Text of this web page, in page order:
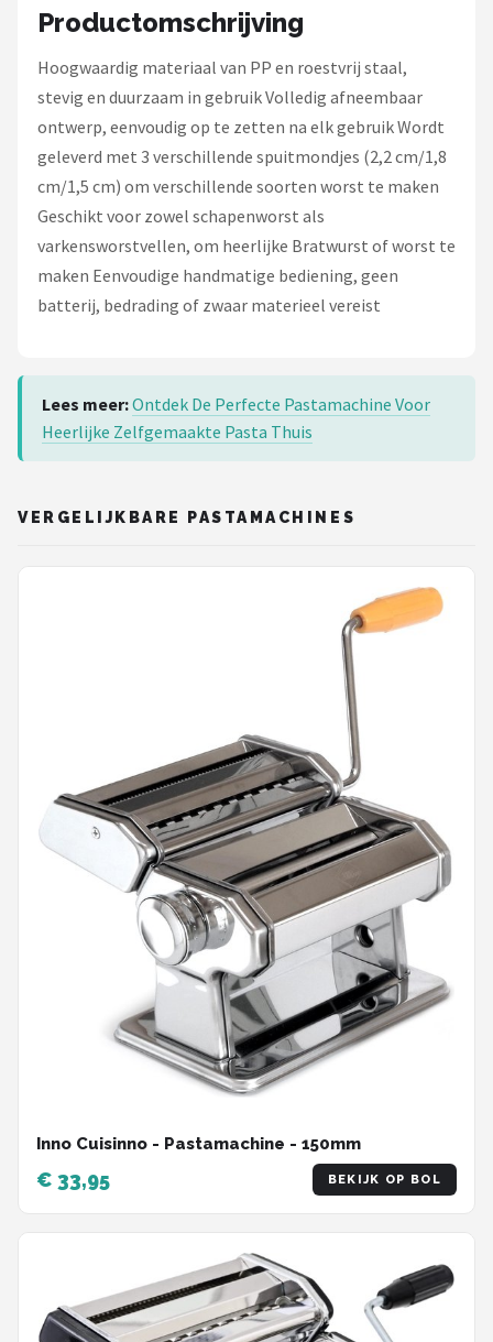
Nutribullet
KitchenBrothers
Philips
Alle merken →
Productomschrijving
Hoogwaardig materiaal van PP en roestvrij staal,
stevig en duurzaam in gebruik Volledig afneembaar
ontwerp, eenvoudig op te zetten na elk gebruik Wordt
geleverd met 3 verschillende spuitmondjes (2,2 cm/1,8
cm/1,5 cm) om verschillende soorten worst te maken
Geschikt voor zowel schapenworst als
varkensworstvellen, om heerlijke Bratwurst of worst te
maken Eenvoudige handmatige bediening, geen
batterij, bedrading of zwaar materieel vereist
Lees meer:Ontdek De Perfecte Pastamachine Voor
Heerlijke Zelfgemaakte Pasta Thuis
VERGELIJKBARE PASTAMACHINES
Inno Cuisinno - Pastamachine - 150mm
€ 33,95 BEKIJK OP BOL